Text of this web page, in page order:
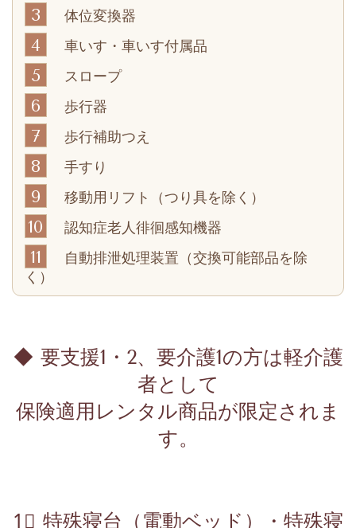
3 体位変換器
4 車いす・車いす付属品
5 スロープ
6 歩行器
7 歩行補助つえ
8 手すり
9 移動用リフト（つり具を除く）
10 認知症老人徘徊感知機器
11
自動排泄処理装置（交換可能部品を除
く）
◆ 要支援1・2、要介護1の方は軽介護
者として
保険適用レンタル商品が限定されま
す。
1⃣ 特殊寝台（電動ベッド）・特殊寝